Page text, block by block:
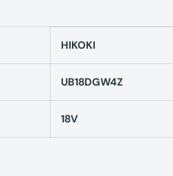
techniques
HIKOKI
secteur
HIKOKI
UB18DGW4Z
18V